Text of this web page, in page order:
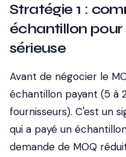
Stratégie 1 :
échantillon
sérieuse
Avant de négocier le
échantillon payant (5 à
fournisseurs). C'est un
qui a payé un
demande de MOQ